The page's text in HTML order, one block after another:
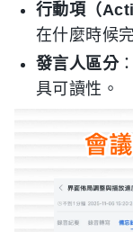
行動項（
在什麼時候
發言人區分
具可讀性。